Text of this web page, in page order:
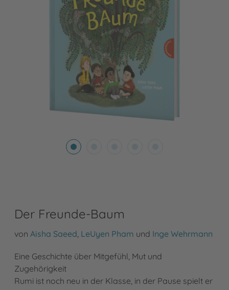
Der Freunde-Baum
von Aisha Saeed, LeUyen Pham und Inge Wehrmann
Eine Geschichte über Mitgefühl, Mut und
Zugehörigkeit
Rumi ist noch neu in der Klasse, in der Pause spielt er